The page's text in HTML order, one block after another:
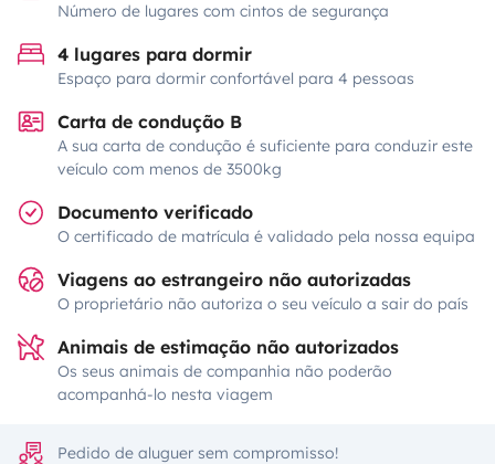
Número de lugares com cintos de segurança
4 lugares para dormir
Espaço para dormir confortável para 4 pessoas
Carta de condução B
A sua carta de condução é suficiente para conduzir este
veículo com menos de 3500kg
Documento verificado
O certificado de matrícula é validado pela nossa equipa
Viagens ao estrangeiro não autorizadas
O proprietário não autoriza o seu veículo a sair do país
Animais de estimação não autorizados
Os seus animais de companhia não poderão
acompanhá-lo nesta viagem
Pedido de aluguer sem compromisso!